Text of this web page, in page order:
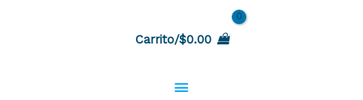
Carrito/$0.00
la
cabecera